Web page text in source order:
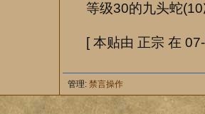
等级30的九头蛇
[ 本贴由 正宗 在
管理: 禁言操作